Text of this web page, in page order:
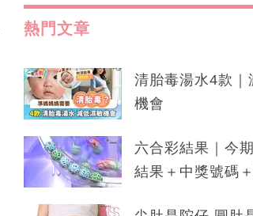
熱門文章
清胎毒湯水4款｜
機會
六合彩結果｜今
結果＋中獎號碼